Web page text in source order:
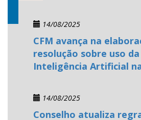
14/08/2025
CFM avança na
resolução sobre uso da
Inteligência Artificial
14/08/2025
Conselho atualiza